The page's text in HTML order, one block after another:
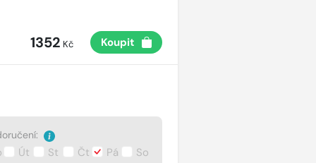
1352 Kč Koupit
Út St Čt Pá So